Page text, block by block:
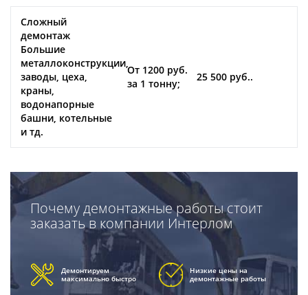
Сложный
демонтаж
Большие
металлоконструкции,
заводы, цеха,
краны,
водонапорные
башни, котельные
и тд.
От 1200 руб.
за 1 тонну;
25 500 руб..
Почему демонтажные работы стоит
заказать в компании Интерлом
Демонтируем
максимально быстро
Низкие цены на
демонтажные работы